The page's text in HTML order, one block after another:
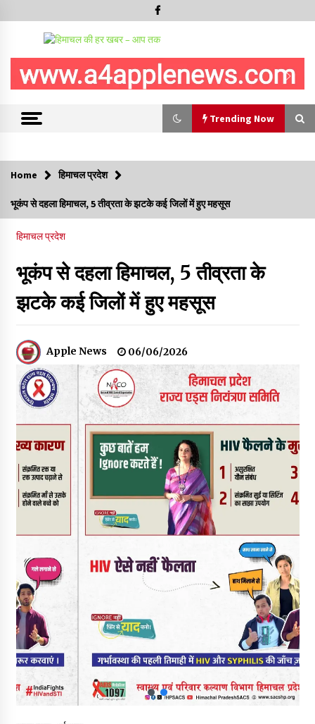
Trending Now
हिमाचल सरकार मछुआरों को नावों और मछली पकड़ने के उपकरणों पर डे रही
70 से 90% तक सब्सिडी
चंबा के बैरागढ़ में दर्दनाक बस हादसा, 7 की मौत, 11 घायल, राज्यपाल CM व
कुलदीप पठानिया सहित नेताओं ने जताया शोक
08/08/2026
08/08/2026
चौपाल विधायक पर BDC सदस्य राजेश रढाइक का तीखा हमला, मांगा
इस्तीफा
08/08/2026
हमीरपुर के बड़सर में मनाया जाएगा राज्यस्तरीय स्वतंत्रता दिवस समारोह, CM
सुक्खू करेंगे ध्वजारोहण
वन विभाग के एक हजार खिलाड़ी रामपुर में दिखाएंगे जौहर, 11 से 13 सितंबर
तक आयोजित होगी 27वीं वार्षिक खेलकूद प्रतियोगिता
30 बैग की सीमा पर भाजपा का हमला, बोली- कांग्रेस सरकार ने सेब उत्पादकों
की तोड़ी कमर- संदीपनी
शिमला पुलिस में बड़ी अनुशासनात्मक कार्रवाई, 3 पुलिसकर्मी निलंबित
07/08/2026
Home हिमाचल प्रदेश
भूकंप से दहला हिमाचल, 5 तीव्रता के झटके कई जिलों में हुए महसूस
हिमाचल प्रदेश
भूकंप से दहला हिमाचल, 5 तीव्रता के
झटके कई जिलों में हुए महसूस
Apple News 06/06/2026